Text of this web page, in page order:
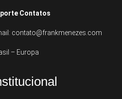
Contatos
contato@frankmenezes.com
– Europa